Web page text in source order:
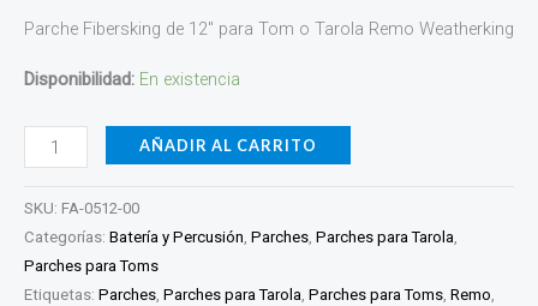
Parche Fibersking de 12″ para Tom o Tarola Remo Weatherking
Disponibilidad: En existencia
cantidad
AÑADIR AL CARRITO
SKU: FA-0512-00
Categorías: Batería y Percusión, Parches, Parches para Tarola,
Parches para Toms
Etiquetas: Parches, Parches para Tarola, Parches para Toms, Remo,